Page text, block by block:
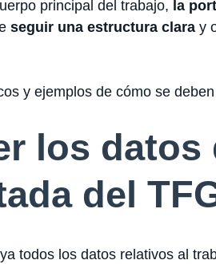
principal del trabajo, la
seguir una estructura clara y
y ejemplos de cómo se
los datos
del
todos los datos relativos al